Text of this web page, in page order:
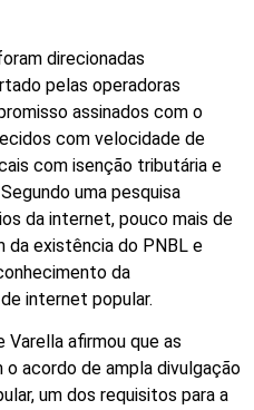
direcionadas
pelas operadoras
assinados com o
com velocidade de
com isenção tributária e
uma pesquisa
da internet, pouco mais de
da existência do PNBL e
da
internet popular.
Varella afirmou que as
acordo de ampla divulgação
um dos requisitos para a